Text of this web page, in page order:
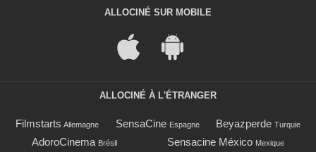
ALLOCINÉ SUR MOBILE
ALLOCINÉ À L'ÉTRANGER
Filmstarts Allemagne SensaCine Espagne Beyazperde Turquie
AdoroCinema Brésil Sensacine México Mexique